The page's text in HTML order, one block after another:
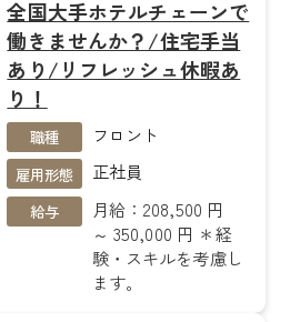
全国大手ホテルチェーンで
働きませんか？/住宅手当
あり/リフレッシュ休暇あ
り！
職種 フロント
雇用形態 正社員
給与
月給：208,500 円
～ 350,000 円 ＊経
験・スキルを考慮し
ます。